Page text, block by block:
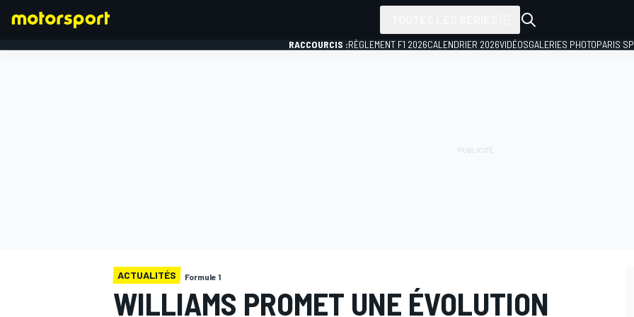
RACCOURCIS :RÈGLEMENT F1 2026CALENDRIER 2026VIDÉOSGALERIES PHOTOPARIS
ACTUALITÉS Formule 1
WILLIAMS PROMET UNE ÉVOLUTION